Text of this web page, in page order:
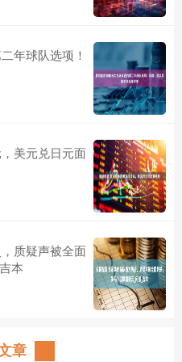
年球队选项！
美元兑日元面
质疑声被全面
本
章